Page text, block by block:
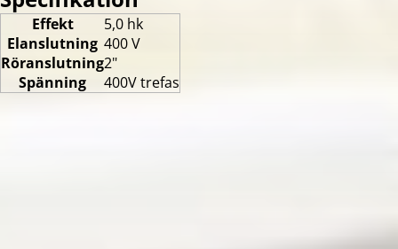
Effekt
5,0 hk
Elanslutning 400 V
Röranslutning2"
Spänning
400V trefas